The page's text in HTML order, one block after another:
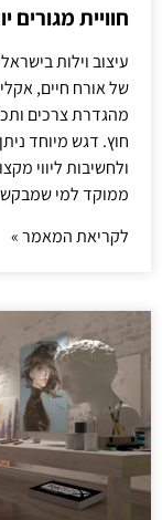
חוויית מגורים
עיצוב וילות
של אורח חיים,
מהגדרת צרכים
חוץ. דגש מיוחד
ולחשיבות ליווי
ממוקד למי שמבקש
לקריאת המאמר »